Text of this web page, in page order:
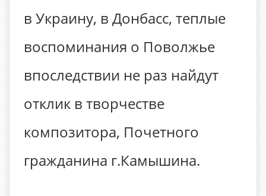
в Украину, в Донбасс, теплые
воспоминания о Поволжье
впоследствии не раз найдут
отклик в творчестве
композитора, Почетного
гражданина г.Камышина.